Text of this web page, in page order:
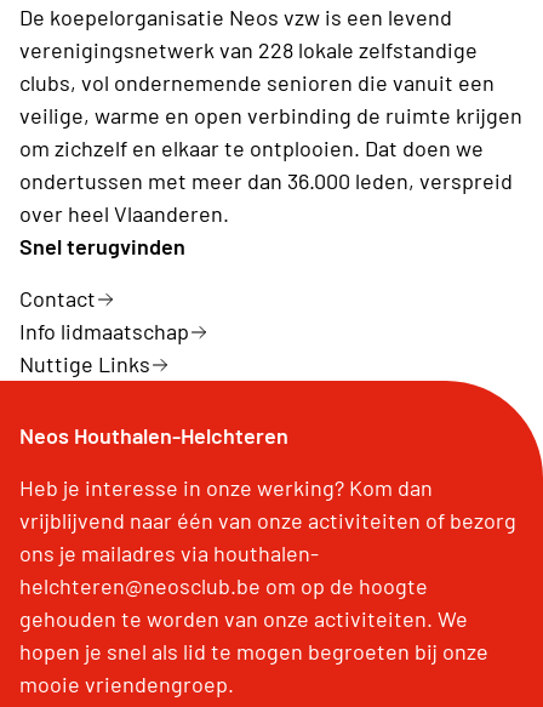
De koepelorganisatie Neos vzw is een levend
verenigingsnetwerk van 228 lokale zelfstandige
clubs, vol ondernemende senioren die vanuit een
veilige, warme en open verbinding de ruimte krijgen
om zichzelf en elkaar te ontplooien. Dat doen we
ondertussen met meer dan 36.000 leden, verspreid
over heel Vlaanderen.
Snel terugvinden
Contact
Info lidmaatschap
Nuttige Links
Neos Houthalen-Helchteren
Heb je interesse in onze werking? Kom dan
vrijblijvend naar één van onze activiteiten of bezorg
ons je mailadres via houthalen-
helchteren@neosclub.be om op de hoogte
gehouden te worden van onze activiteiten. We
hopen je snel als lid te mogen begroeten bij onze
mooie vriendengroep.